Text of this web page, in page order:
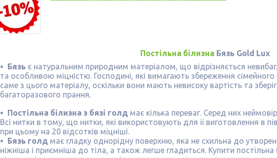
Постільна білизна Бязь Gold Lux
Бязь є натуральним природним матеріалом, що відрізняється
та особливою міцністю. Господині, які вимагають збереження
саме з цього матеріалу, оскільки вони мають невисоку вартість та
багаторазового прання.
Постільна білизна з бязі голд має кілька переваг. Серед них
Всі нитки в тому, що нитки, які використовують для її виготовлення в
при цьому на 20 відсотків міцніші.
Бязь голд має гладку однорідну поверхню, яка не схильна до
ніжніша і приємніша до тіла, а також легше гладиться. Купити